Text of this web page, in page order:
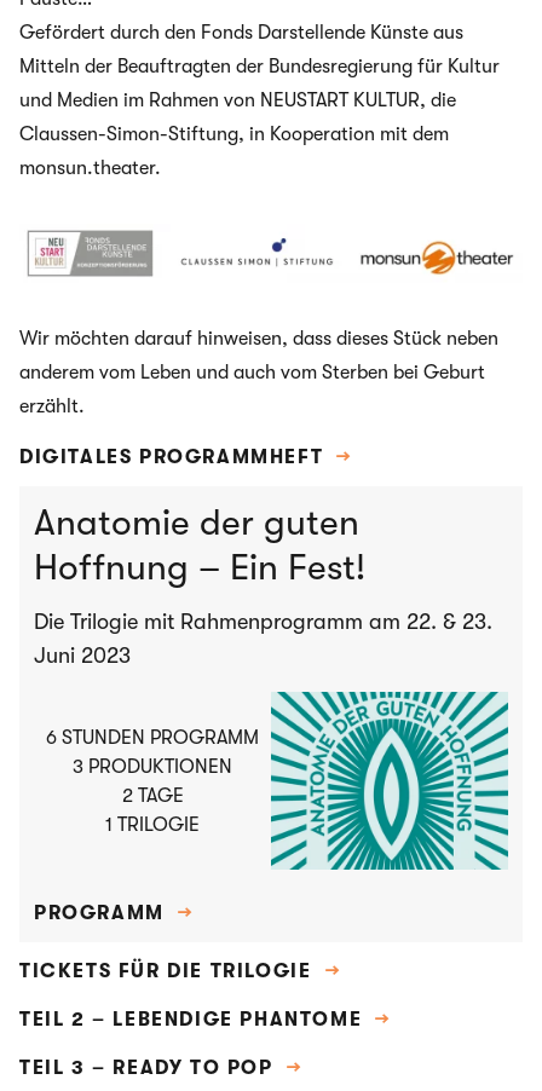
Gefördert durch den Fonds Darstellende Künste aus
Mitteln der Beauftragten der Bundesregierung für Kultur
und Medien im Rahmen von NEUSTART KULTUR, die
Claussen-Simon-Stiftung, in Kooperation mit dem
monsun.theater.
Wir möchten darauf hinweisen, dass dieses Stück neben
anderem vom Leben und auch vom Sterben bei Geburt
erzählt.
DIGITALES PROGRAMMHEFT →
Anatomie der guten
Hoffnung – Ein Fest!
Die Trilogie mit Rahmenprogramm am 22. & 23.
Juni 2023
6 STUNDEN PROGRAMM
3 PRODUKTIONEN
2 TAGE
1 TRILOGIE
PROGRAMM →
TICKETS FÜR DIE TRILOGIE →
TEIL 2 – LEBENDIGE PHANTOME →
TEIL 3 – READY TO POP →